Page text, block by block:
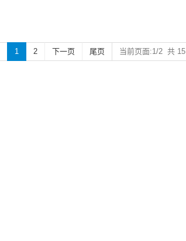
1 2 下一页 尾页 当前页面:1/2 共